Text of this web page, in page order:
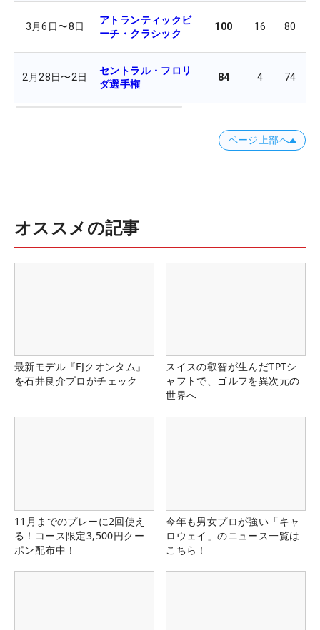
3月6日〜8日
アトランティックビ
ーチ・クラシック
100 16 80
2月28日〜2日
セントラル・フロリ
ダ選手権
84 4 74
ページ上部へ
オススメの記事
最新モデル『FJクオンタム』
を石井良介プロがチェック
スイスの叡智が生んだTPTシ
ャフトで、ゴルフを異次元の
世界へ
11月までのプレーに2回使え
る！コース限定3,500円クー
ポン配布中！
今年も男女プロが強い「キャ
ロウェイ」のニュース一覧は
こちら！